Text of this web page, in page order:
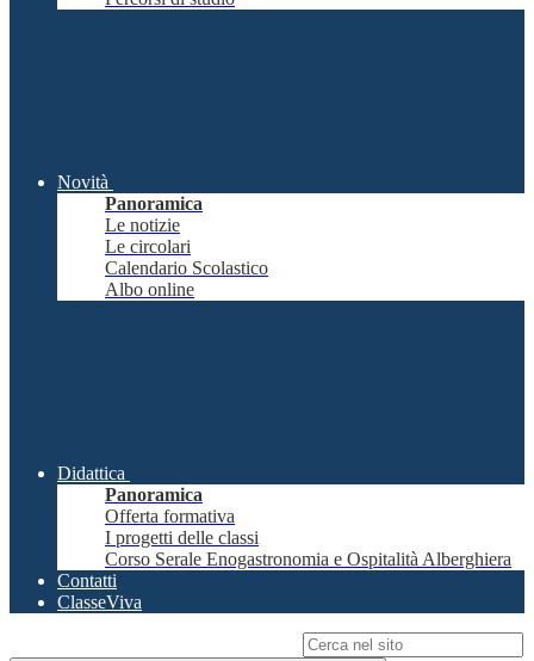
Novità
Panoramica
Le notizie
Le circolari
Calendario Scolastico
Albo online
Didattica
Panoramica
Offerta formativa
I progetti delle classi
Corso Serale Enogastronomia e Ospitalità Alberghiera
Contatti
ClasseViva